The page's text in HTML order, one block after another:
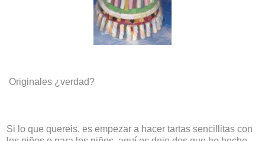
Originales ¿verdad?
Si lo que quereis, es empezar a hacer tartas sencillitas con